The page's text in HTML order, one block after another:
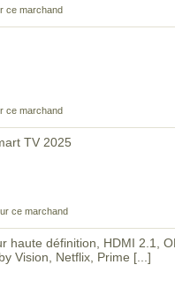
ce marchand
ce marchand
TV 2025
ce marchand
haute définition, HDMI 2.1,
Vision, Netflix, Prime [...]